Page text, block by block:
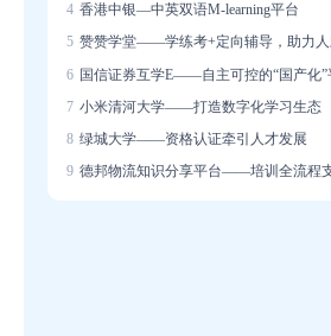
4 香港中银—中英双语M-learning平台
5 赞赞学堂——学练考+定向辅导，助力人
6 国信证券互学E——自主可控的“国产化”
7 小米清河大学——打造数字化学习生态
8 绿城大学——资格认证牵引人才发展
9 德邦物流知识分享平台——培训全流程支持，